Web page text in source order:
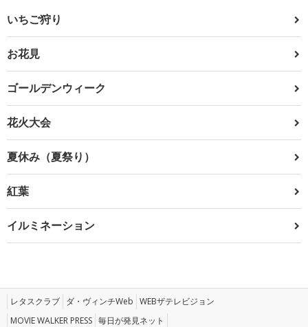
いちご狩り
お花見
ゴールデンウィーク
花火大会
夏休み（夏祭り）
紅葉
イルミネーション
レタスクラブ ダ・ヴィンチWeb WEBザテレビジョン
MOVIE WALKER PRESS 毎日が発見ネット